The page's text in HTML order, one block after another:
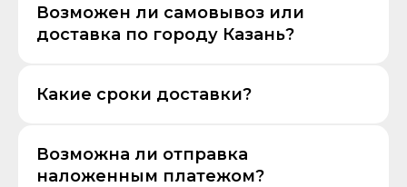
Возможен ли самовывоз или
доставка по городу Казань?
Какие сроки доставки?
Возможна ли отправка
наложенным платежом?